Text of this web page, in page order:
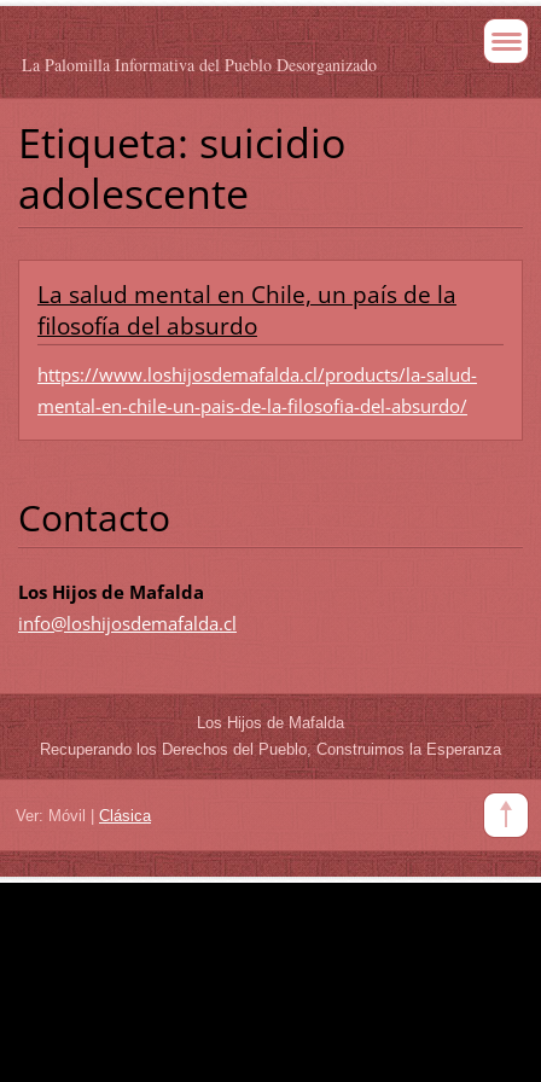
La Palomilla Informativa del Pueblo Desorganizado
Etiqueta: suicidio
adolescente
La salud mental en Chile, un país de la
filosofía del absurdo
https://www.loshijosdemafalda.cl/products/la-salud-
mental-en-chile-un-pais-de-la-filosofia-del-absurdo/
Contacto
Los Hijos de Mafalda
info@loshijosdemafalda.cl
Los Hijos de Mafalda
Recuperando los Derechos del Pueblo, Construimos la Esperanza
Ver: Móvil Clásica